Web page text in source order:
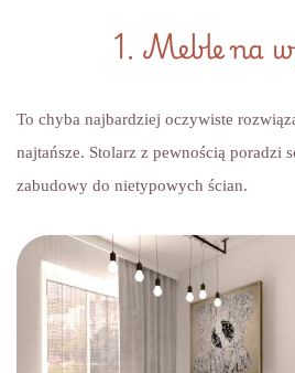
1. Meble na
To chyba najbardziej oczywiste
najtańsze. Stolarz z pewnością poradzi
zabudowy do nietypowych ścian.